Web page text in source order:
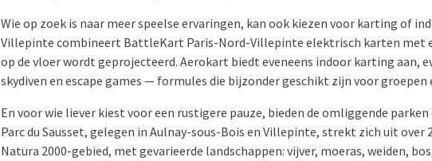
Wie op zoek is naar meer speelse ervaringen, kan ook kiezen voor karting of
Villepinte combineert BattleKart Paris-Nord-Villepinte elektrisch karten met
op de vloer wordt geprojecteerd. Aerokart biedt eveneens indoor karting aan,
skydiven en escape games — formules die bijzonder geschikt zijn voor
En voor wie liever kiest voor een rustigere pauze, bieden de omliggende
Parc du Sausset, gelegen in Aulnay-sous-Bois en Villepinte, strekt zich uit over
Natura 2000-gebied, met gevarieerde landschappen: vijver, moeras, weiden,